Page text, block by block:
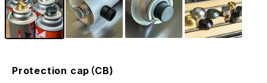
Protection cap（CB)